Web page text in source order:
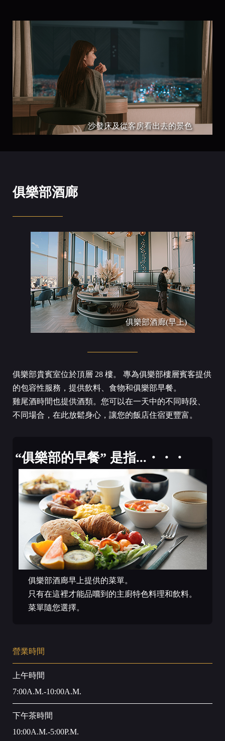
沙發床及從客房看出去的景色
俱樂部酒廊
俱樂部酒廊(早上)
俱樂部貴賓室位於頂層 28 樓。 專為俱樂部樓層賓客提供
的包容性服務，提供飲料、食物和俱樂部早餐。
雞尾酒時間也提供酒類。您可以在一天中的不同時段、
不同場合，在此放鬆身心，讓您的飯店住宿更豐富。
“俱樂部的早餐” 是指...・・・
俱樂部酒廊早上提供的菜單。
只有在這裡才能品嚐到的主廚特色料理和飲料。
菜單隨您選擇。
營業時間
上午時間
7:00A.M.-10:00A.M.
下午茶時間
10:00A.M.-5:00P.M.